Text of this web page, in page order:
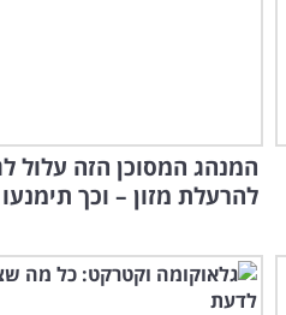
המנהג המסוכן הזה עלול
להרעלת מזון – וכך